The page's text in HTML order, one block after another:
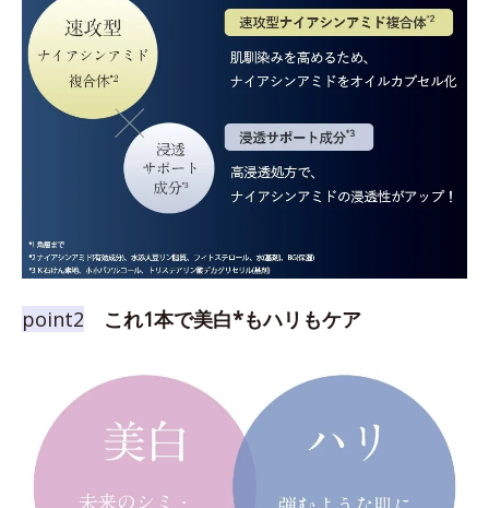
point2 これ1本で美白*もハリもケア